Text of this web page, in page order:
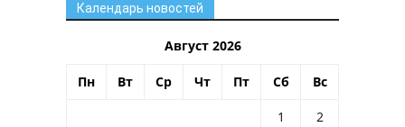
Календарь новостей
Август 2026
Пн Вт Ср Чт Пт Сб Вс
1
2